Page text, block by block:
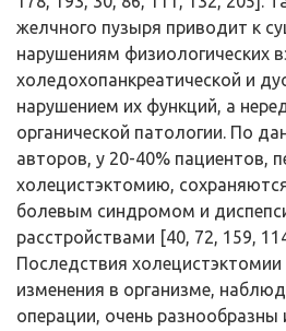
желчного пузыря приводит к
нарушениям физиологических
холедохопанкреатической и
нарушением их функций, а
органической патологии. По
авторов, у 20-40% пациентов,
холецистэктомию,
болевым синдромом и
расстройствами [40, 72, 159,
Последствия холецистэктомии
изменения в организме,
операции, очень разнообразны